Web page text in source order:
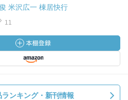
米沢広一 棟居快行
11
ンキング・新刊情報